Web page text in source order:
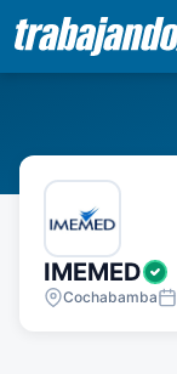
principal
IMEMED
Cochabamba